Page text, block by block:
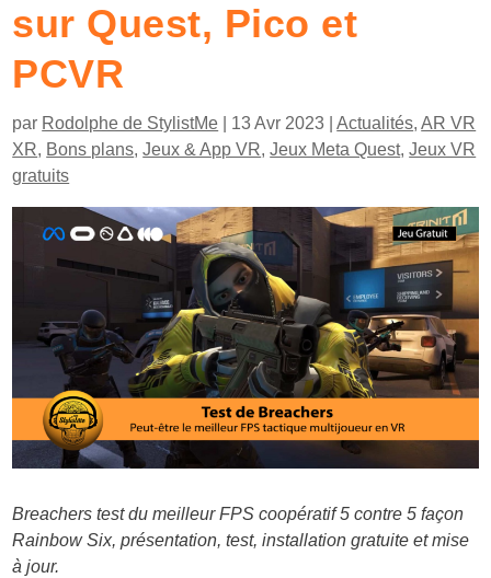
sur Quest, Pico et
PCVR
par Rodolphe de StylistMe 13 Avr 2023 |Actualités,AR VR
XR, Bons plans,Jeux & App VR,Jeux Meta Quest,Jeux VR
gratuits
Breachers test du meilleur FPS coopératif 5 contre 5 façon
Rainbow Six, présentation, test, installation gratuite et mise
à jour.